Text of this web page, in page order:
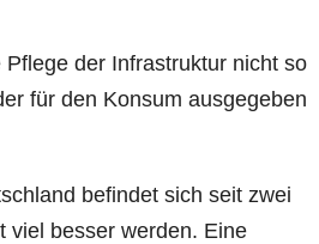
der Infrastruktur nicht so
für den Konsum ausgegeben
befindet sich seit zwei
viel besser werden. Eine